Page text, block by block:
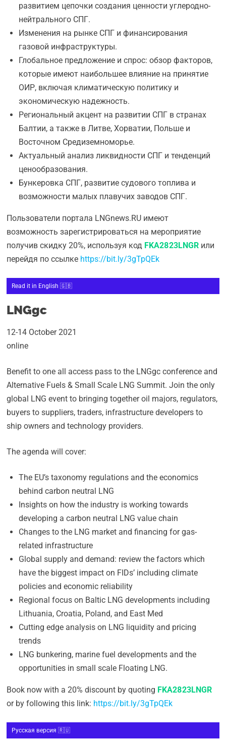
развитием цепочки создания ценности углеродно-
нейтрального СПГ.
Изменения на рынке СПГ и финансирования
газовой инфраструктуры.
Глобальное предложение и спрос: обзор факторов,
которые имеют наибольшее влияние на принятие
ОИР, включая климатическую политику и
экономическую надежность.
Региональный акцент на развитии СПГ в странах
Балтии, а также в Литве, Хорватии, Польше и
Восточном Средиземноморье.
Актуальный анализ ликвидности СПГ и тенденций
ценообразования.
Бункеровка СПГ, развитие судового топлива и
возможности малых плавучих заводов СПГ.
Пользователи портала LNGnews.RU имеют
возможность зарегистрироваться на мероприятие
получив скидку 20%, используя код FKA2823LNGR или
перейдя по ссылке https://bit.ly/3gTpQEk
Read it in English 🇬🇧
LNGgc
12-14 October 2021
online
Benefit to one all access pass to the LNGgc conference and
Alternative Fuels & Small Scale LNG Summit. Join the only
global LNG event to bringing together oil majors, regulators,
buyers to suppliers, traders, infrastructure developers to
ship owners and technology providers.
The agenda will cover:
The EU’s taxonomy regulations and the economics
behind carbon neutral LNG
Insights on how the industry is working towards
developing a carbon neutral LNG value chain
Changes to the LNG market and financing for gas-
related infrastructure
Global supply and demand: review the factors which
have the biggest impact on FIDs’ including climate
policies and economic reliability
Regional focus on Baltic LNG developments including
Lithuania, Croatia, Poland, and East Med
Cutting edge analysis on LNG liquidity and pricing
trends
LNG bunkering, marine fuel developments and the
opportunities in small scale Floating LNG.
Book now with a 20% discount by quoting FKA2823LNGR
or by following this link: https://bit.ly/3gTpQEk
Русская версия 🇷🇺